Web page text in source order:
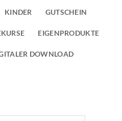
KINDER GUTSCHEIN
EIGENPRODUKTE
DOWNLOAD